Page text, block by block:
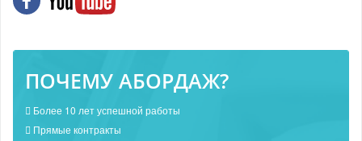
ПОЧЕМУ АБОРДАЖ?
Более 10 лет успешной работы
Прямые контракты